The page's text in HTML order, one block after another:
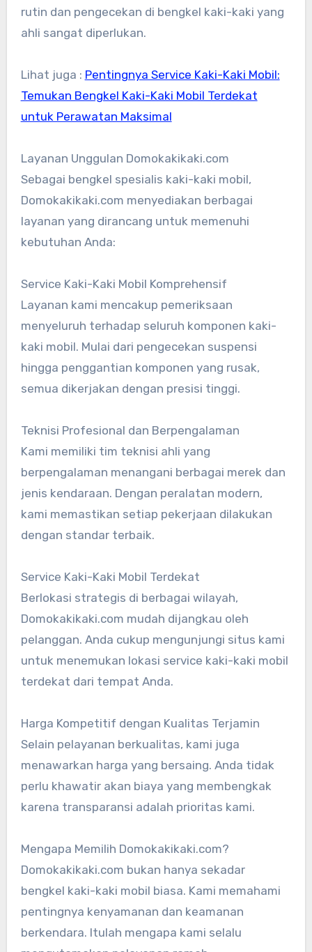
rutin dan pengecekan di bengkel kaki-kaki yang
ahli sangat diperlukan.
Lihat juga : Pentingnya Service Kaki-Kaki Mobil:
Temukan Bengkel Kaki-Kaki Mobil Terdekat
untuk Perawatan Maksimal
Layanan Unggulan Domokakikaki.com
Sebagai bengkel spesialis kaki-kaki mobil,
Domokakikaki.com menyediakan berbagai
layanan yang dirancang untuk memenuhi
kebutuhan Anda:
Service Kaki-Kaki Mobil Komprehensif
Layanan kami mencakup pemeriksaan
menyeluruh terhadap seluruh komponen kaki-
kaki mobil. Mulai dari pengecekan suspensi
hingga penggantian komponen yang rusak,
semua dikerjakan dengan presisi tinggi.
Teknisi Profesional dan Berpengalaman
Kami memiliki tim teknisi ahli yang
berpengalaman menangani berbagai merek dan
jenis kendaraan. Dengan peralatan modern,
kami memastikan setiap pekerjaan dilakukan
dengan standar terbaik.
Service Kaki-Kaki Mobil Terdekat
Berlokasi strategis di berbagai wilayah,
Domokakikaki.com mudah dijangkau oleh
pelanggan. Anda cukup mengunjungi situs kami
untuk menemukan lokasi service kaki-kaki mobil
terdekat dari tempat Anda.
Harga Kompetitif dengan Kualitas Terjamin
Selain pelayanan berkualitas, kami juga
menawarkan harga yang bersaing. Anda tidak
perlu khawatir akan biaya yang membengkak
karena transparansi adalah prioritas kami.
Mengapa Memilih Domokakikaki.com?
Domokakikaki.com bukan hanya sekadar
bengkel kaki-kaki mobil biasa. Kami memahami
pentingnya kenyamanan dan keamanan
berkendara. Itulah mengapa kami selalu